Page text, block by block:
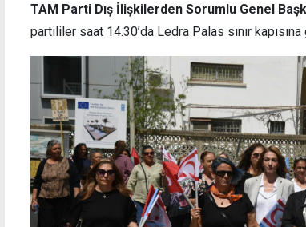
TAM Parti Dış İlişkilerden Sorumlu Genel
partililer saat 14.30’da Ledra Palas sınır
Lefkoşa'da Demirel Caddesi'nde iki günlük
asfalt çalışması